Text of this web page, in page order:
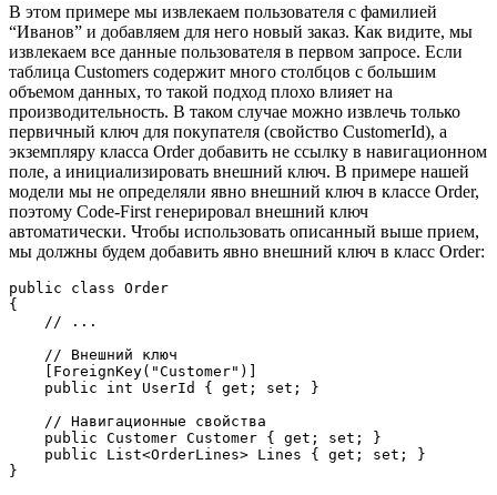
В этом примере мы извлекаем пользователя с фамилией
“Иванов” и добавляем для него новый заказ. Как видите, мы
извлекаем все данные пользователя в первом запросе. Если
таблица Customers содержит много столбцов с большим
объемом данных, то такой подход плохо влияет на
производительность. В таком случае можно извлечь только
первичный ключ для покупателя (свойство CustomerId), а
экземпляру класса Order добавить не ссылку в навигационном
поле, а инициализировать внешний ключ. В примере нашей
модели мы не определяли явно внешний ключ в классе Order,
поэтому Code-First генерировал внешний ключ
автоматически. Чтобы использовать описанный выше прием,
мы должны будем добавить явно внешний ключ в класс Order:
public class Order
{
// ...
// Внешний ключ
    [ForeignKey(
"Customer" )]
public
int UserId { get ; set ; }
// Навигационные свойства
public Customer Customer { get ; set ; }
public List<OrderLines> Lines { get ; set ; }
}